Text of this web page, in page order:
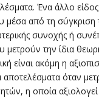
Ένα άλλο
μέσα από τη
συνοχής ή
την ίδια
είναι ακόμη η
αποτελέσματα όταν
η οποία